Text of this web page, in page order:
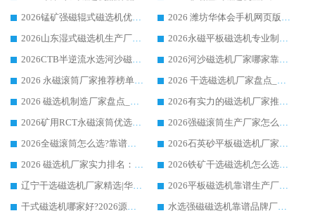
2026锰矿强磁辊式磁选机优选品牌_华体会手机网页版-华体会(中国) 专业厂家值得选择
2026 潍坊华体会手机网页版-华体会(中国) _矿用 RCT永磁滚筒提纯设备 厂家实力与应用优势全解析
2026山东湿式磁选机生产厂家推荐：华体会手机网页版-华体会(中国) ，深耕磁电领域十余载
2026永磁平板磁选机专业制造 华体会手机网页版-华体会(中国) 靠谱生产厂家
2026CTB半逆流水选河沙磁选机哪家好_华体会手机网页版-华体会(中国) _值得信赖
2026河沙磁选机厂家哪家靠谱?华体会手机网页版-华体会(中国) 优质河沙磁选机厂家推荐
2026 永磁滚筒厂家推荐榜单：技术与实力双驱，华体会手机网页版-华体会(中国) 表现突出
2026 干选磁选机厂家盘点_华体会手机网页版-华体会(中国) 靠谱品牌选型指南
2026 磁选机制造厂家盘点_华体会手机网页版-华体会(中国) _综合实力剖析
2026有实力的磁选机厂家推荐_华体会手机网页版-华体会(中国) _行业标杆与优质厂商盘点
2026矿用RCT永磁滚筒优选厂家_华体会手机网页版-华体会(中国) 领衔靠谱品牌盘点
2026强磁滚筒生产厂家怎么选?行业口碑推荐华体会手机网页版-华体会(中国)
2026全磁滚筒怎么选?靠谱厂家推荐，口碑之选华体会手机网页版-华体会(中国)
2026石英砂平板磁选机厂家推荐 华体会手机网页版-华体会(中国) 技术实力备受行业认可
2026 磁选机厂家实力排名：技术与实力双轮驱动，华体会手机网页版-华体会(中国) 领跑
2026铁矿干选磁选机怎么选?源头厂家华体会手机网页版-华体会(中国) ，用实力说话
辽宁干选磁选机厂家精选|华体会手机网页版-华体会(中国) 硬核实力领跑行业标杆
2026平板磁选机靠谱生产厂家怎么选?行业标杆华体会手机网页版-华体会(中国) ，凭硬实力脱颖而出
干式磁选机哪家好?2026源头厂家推荐_华体会手机网页版-华体会(中国) 强磁磁选机生产厂家
水选强磁磁选机靠谱品牌厂家推荐：华体会手机网页版-华体会(中国) ，技术实力与口碑双在线